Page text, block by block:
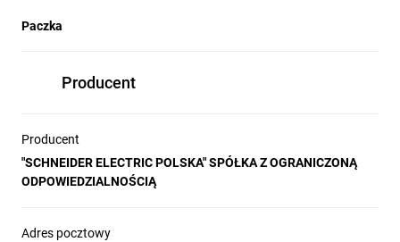
Paczka
Producent
Producent
"SCHNEIDER ELECTRIC POLSKA" SPÓŁKA Z OGRANICZONĄ
ODPOWIEDZIALNOŚCIĄ
Adres pocztowy